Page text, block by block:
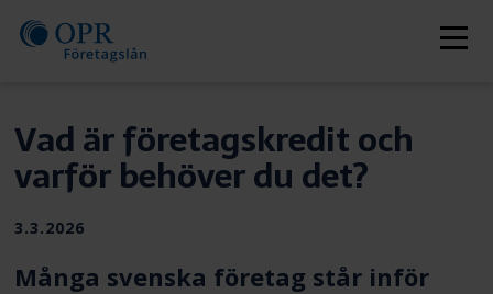
Skip
Vad är företagskredit och
varför behöver du det?
Publiceras
3.3.2026
Många svenska företag står inför